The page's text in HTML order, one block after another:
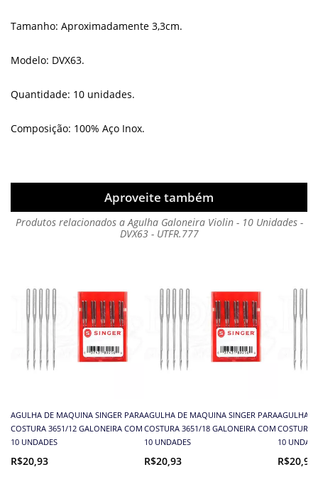
Tamanho: Aproximadamente 3,3cm.
Modelo: DVX63.
Quantidade: 10 unidades.
Composição: 100% Aço Inox.
Aproveite também
Produtos relacionados a Agulha Galoneira Violin - 10 Unidades -
DVX63 - UTFR.777
AGULHA DE MAQUINA SINGER PARA
COSTURA 3651/12 GALONEIRA COM
10 UNDADES
R$20,93
AGULHA DE MAQUINA SINGER PARA
COSTURA 3651/18 GALONEIRA COM
10 UNDADES
R$20,93
AGULHA
COSTURA
10
R$20,93